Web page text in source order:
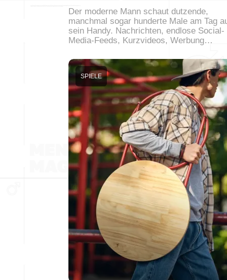
Der moderne Mann schaut dutzende,
manchmal sogar hunderte Male am Tag
sein Handy. Nachrichten, endlose Social-
Media-Feeds, Kurzvideos, Werbung…
SPIELE